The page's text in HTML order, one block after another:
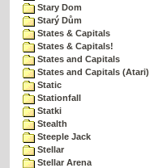
Stary Dom
Starý Dům
States & Capitals
States & Capitals!
States and Capitals
States and Capitals (Atari)
Static
Stationfall
Statki
Stealth
Steeple Jack
Stellar
Stellar Arena